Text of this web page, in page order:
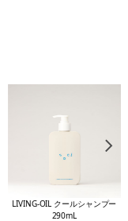
LIVING-OIL クールシャンプー
290mL